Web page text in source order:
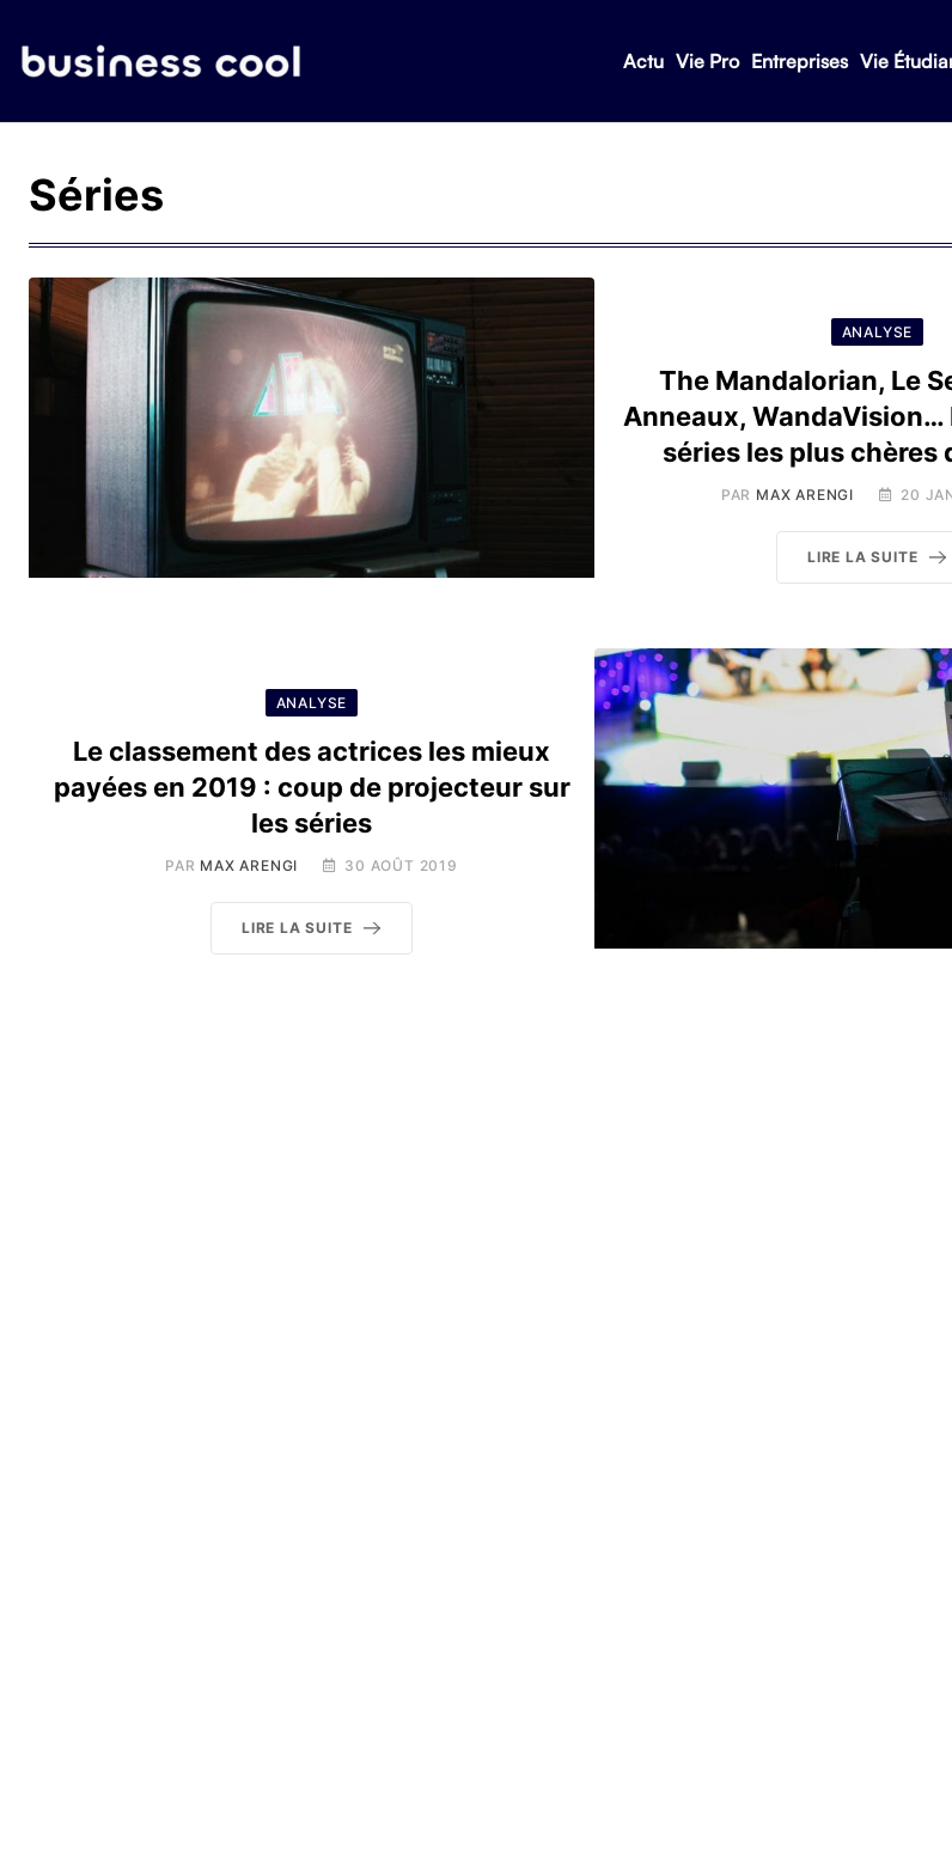
Actu Vie Pro Entreprises Vie
Séries
ANALYSE
The Mandalorian, Le
Anneaux, WandaVision…
séries les plus chères
PAR MAX ARENGI 20
LIRE LA SUITE
ANALYSE
Le classement des actrices les mieux
payées en 2019 : coup de projecteur sur
les séries
PAR MAX ARENGI 30 AOÛT 2019
LIRE LA SUITE